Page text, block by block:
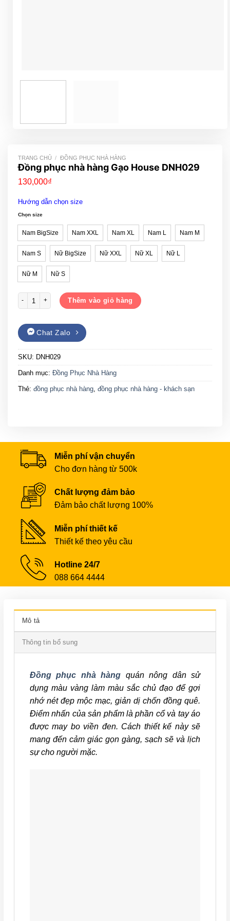
TRANG CHỦ / ĐỒNG PHỤC NHÀ HÀNG
Đồng phục nhà hàng Gạo House DNH029
130,000₫
Hướng dẫn chọn size
Chọn size
Nam BigSize Nam XXL Nam XL Nam L Nam M
Nam S Nữ BigSize Nữ XXL Nữ XL Nữ L
Nữ M Nữ S
Đồng phục nhà hàng Gạo House DNH029 số lượng
Thêm vào giỏ hàng
Chat Zalo
SKU: DNH029
Danh mục: Đồng Phục Nhà Hàng
Thẻ: đồng phục nhà hàng, đồng phục nhà hàng - khách sạn
Miễn phí vận chuyển
Cho đơn hàng từ 500k
Chất lượng đảm bảo
Đảm bảo chất lượng 100%
Miễn phí thiết kế
Thiết kế theo yêu cầu
Hotline 24/7
088 664 4444
Mô tả
Thông tin bổ sung
Đồng phục nhà hàng quán nông dân sử
dụng màu vàng làm màu sắc chủ đạo để gợi
nhớ nét đẹp mộc mạc, giản dị chốn đồng quê.
Điểm nhấn của sản phẩm là phần cổ và tay áo
được may bo viền đen. Cách thiết kế này sẽ
mang đến cảm giác gọn gàng, sạch sẽ và lịch
sự cho người mặc.